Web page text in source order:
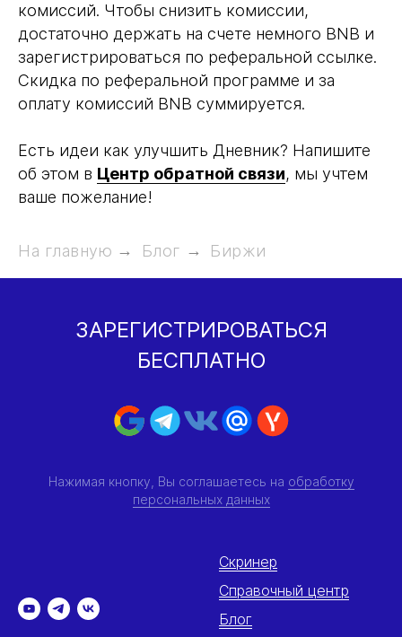
комиссий. Чтобы снизить комиссии,
достаточно держать на счете немного BNB и
зарегистрироваться по реферальной ссылке.
Скидка по реферальной программе и за
оплату комиссий BNB суммируется.
Есть идеи как улучшить Дневник? Напишите
об этом в Центр обратной связи, мы учтем
ваше пожелание!
На главную → Блог → Биржи
ЗАРЕГИСТРИРОВАТЬСЯ
БЕСПЛАТНО
Нажимая кнопку, Вы соглашаетесь на обработку
персональных данных
Скринер
Справочный центр
Блог